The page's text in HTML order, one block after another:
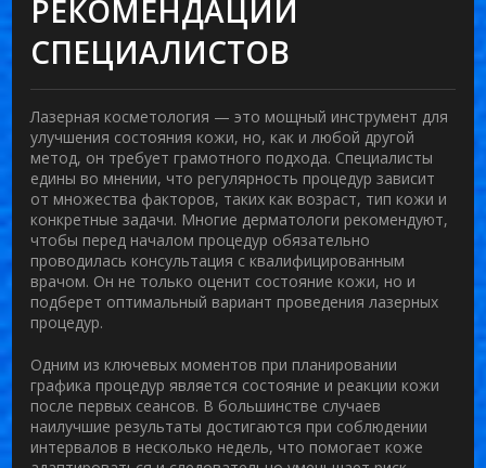
РЕКОМЕНДАЦИИ
СПЕЦИАЛИСТОВ
Лазерная косметология — это мощный инструмент для
улучшения состояния кожи, но, как и любой другой
метод, он требует грамотного подхода. Специалисты
едины во мнении, что регулярность процедур зависит
от множества факторов, таких как возраст, тип кожи и
конкретные задачи. Многие дерматологи рекомендуют,
чтобы перед началом процедур обязательно
проводилась консультация с квалифицированным
врачом. Он не только оценит состояние кожи, но и
подберет оптимальный вариант проведения лазерных
процедур.
Одним из ключевых моментов при планировании
графика процедур является состояние и реакции кожи
после первых сеансов. В большинстве случаев
наилучшие результаты достигаются при соблюдении
интервалов в несколько недель, что помогает коже